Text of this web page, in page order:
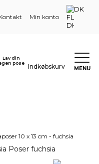
Min konto
DK
Lav din
pose
Indkøbskurv MENU
10 x 13 cm - fuchsia